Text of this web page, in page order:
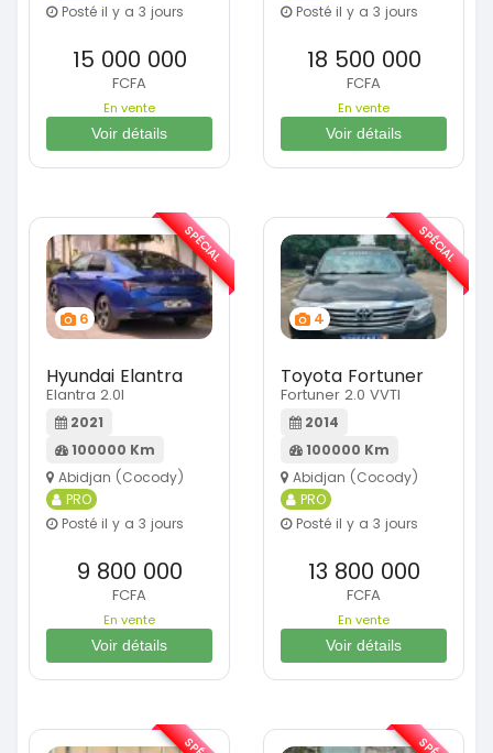
Posté il y a 3 jours
15 000 000
FCFA
En vente
Voir détails
Posté il y a 3 jours
18 500 000
FCFA
En vente
Voir détails
6
Hyundai Elantra
Elantra 2.0l
2021
100000 Km
Abidjan (Cocody)
PRO
Posté il y a 3 jours
9 800 000
FCFA
En vente
Voir détails
SPÉCIAL
4
Toyota Fortuner
Fortuner 2.0 VVTI
2014
100000 Km
Abidjan (Cocody)
PRO
Posté il y a 3 jours
13 800 000
FCFA
En vente
Voir détails
SPÉCIAL